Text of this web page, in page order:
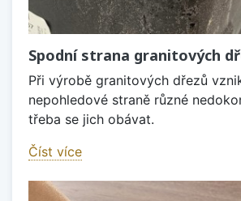
Spodní strana granitových
Při výrobě granitových dřezů
nepohledové straně různé
třeba se jich obávat.
Číst více